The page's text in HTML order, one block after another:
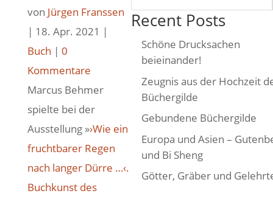
von Jürgen Franssen
| 18. Apr. 2021 |
Buch | 0
Kommentare
Marcus Behmer
spielte bei der
Ausstellung »›Wie ein
fruchtbarer Regen
nach langer Dürre …‹.
Buchkunst des
Recent Posts
Schöne Drucksachen
beieinander!
Zeugnis aus der Hochzeit
Büchergilde
Gebundene Büchergilde
Europa und Asien –
und Bi Sheng
Götter, Gräber und